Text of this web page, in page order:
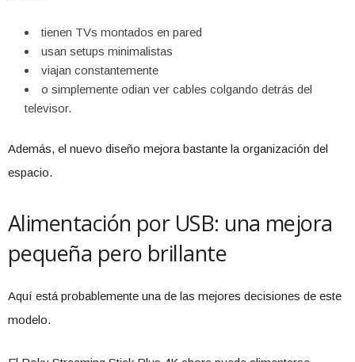
tienen TVs montados en pared
usan setups minimalistas
viajan constantemente
o simplemente odian ver cables colgando detrás del
televisor.
Además, el nuevo diseño mejora bastante la organización del
espacio.
Alimentación por USB: una mejora
pequeña pero brillante
Aquí está probablemente una de las mejores decisiones de este
modelo.